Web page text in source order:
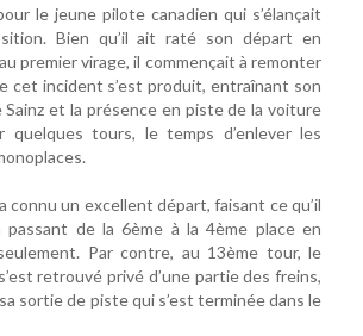
le jeune pilote canadien qui s’élançait
Bien qu’il ait raté son départ en
premier virage, il commençait à remonter
cet incident s’est produit, entraînant son
Sainz et la présence en piste de la voiture
quelques tours, le temps d’enlever les
connu un excellent départ, faisant ce qu’il
de la 6ème à la 4ème place en
Par contre, au 13ème tour, le
retrouvé privé d’une partie des freins,
sortie de piste qui s’est terminée dans le